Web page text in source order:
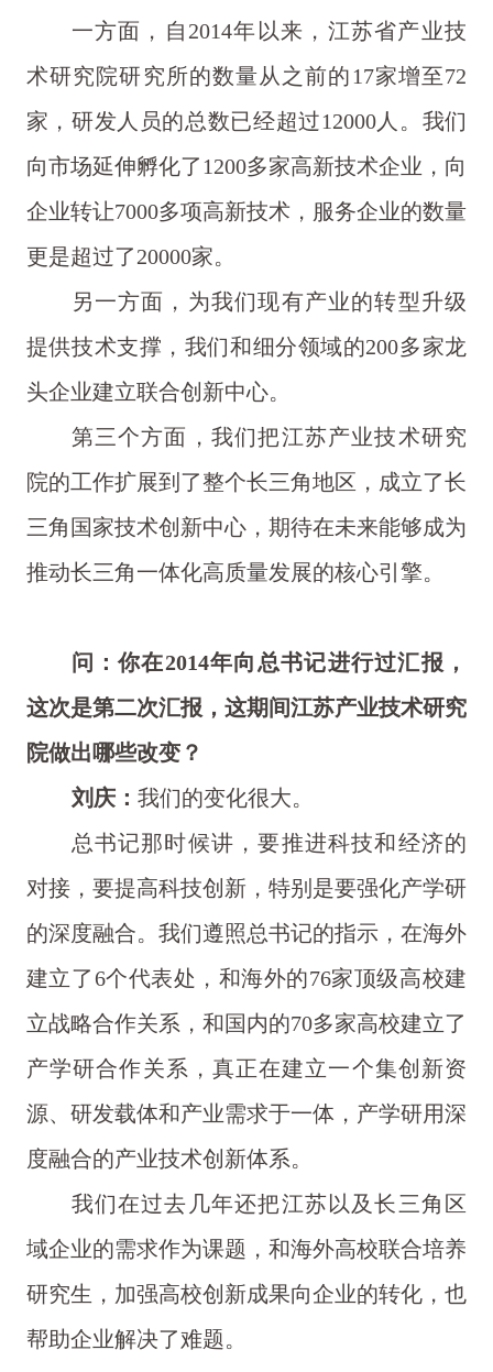
一方面，自2014年以来，江苏省产业技
术研究院研究所的数量从之前的17家增至72
家，研发人员的总数已经超过12000人。我们
向市场延伸孵化了1200多家高新技术企业，向
企业转让7000多项高新技术，服务企业的数量
更是超过了20000家。
另一方面，为我们现有产业的转型升级
提供技术支撑，我们和细分领域的200多家龙
头企业建立联合创新中心。
第三个方面，我们把江苏产业技术研究
院的工作扩展到了整个长三角地区，成立了长
三角国家技术创新中心，期待在未来能够成为
推动长三角一体化高质量发展的核心引擎。
问：你在2014年向总书记进行过汇报，
这次是第二次汇报，这期间江苏产业技术研究
院做出哪些改变？
刘庆： 我们的变化很大。
总书记那时候讲，要推进科技和经济的
对接，要提高科技创新，特别是要强化产学研
的深度融合。我们遵照总书记的指示，在海外
建立了6个代表处，和海外的76家顶级高校建
立战略合作关系，和国内的70多家高校建立了
产学研合作关系，真正在建立一个集创新资
源、研发载体和产业需求于一体，产学研用深
度融合的产业技术创新体系。
我们在过去几年还把江苏以及长三角区
域企业的需求作为课题，和海外高校联合培养
研究生，加强高校创新成果向企业的转化，也
帮助企业解决了难题。